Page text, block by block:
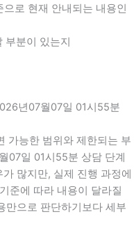
로 현재 안내되는 내용인
부분이 있는지
년07월07일 01시55분
가능한 범위와 제한되는 부
07일 01시55분 상담 단계
많지만, 실제 진행 과정에
준에 따라 내용이 달라질
만으로 판단하기보다 세부